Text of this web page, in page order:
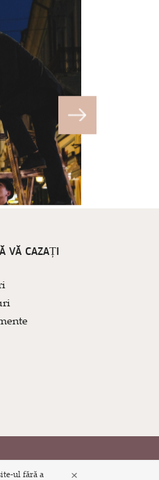
VĂ CAZAȚI
×
ul fără a